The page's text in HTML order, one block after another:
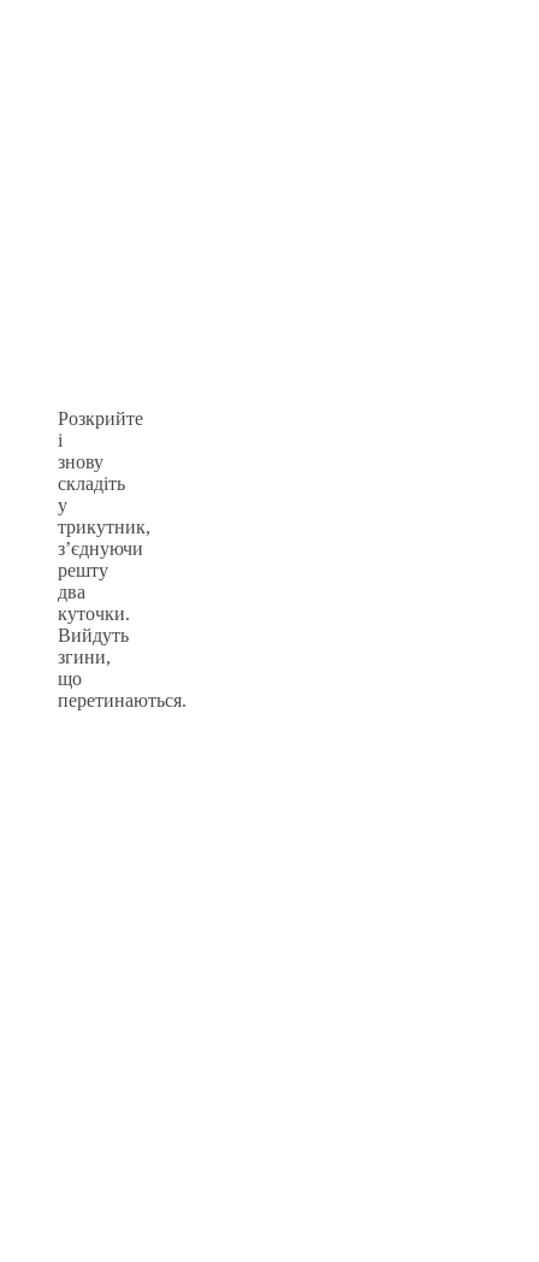
Розкрийте
і
знову
складіть
у
трикутник,
з’єднуючи
решту
два
куточки.
Вийдуть
згини,
що
перетинаються.